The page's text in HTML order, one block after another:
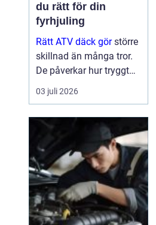
du rätt för din
fyrhjuling
Rätt ATV däck görstörre
skillnad än många tror.
De påverkar hur tryggt
fyrhjulingen beter sig på
väg, hur effektivt den tar
och hur marken under
hjulen mår efteråt. Med
ge...
03 juli 2026